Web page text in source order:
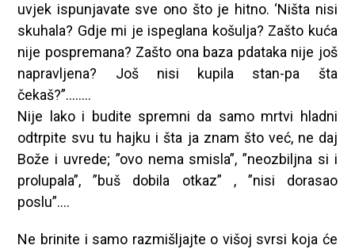
uvjek ispunjavate sve ono što je hitno. ‘Ništa nisi
skuhala? Gdje mi je ispeglana košulja? Zašto kuća
nije pospremana? Zašto ona baza pdataka nije još
napravljena? Još nisi kupila stan-pa šta
čekaš?”……..
Nije lako i budite spremni da samo mrtvi hladni
odtrpite svu tu hajku i šta ja znam što već, ne daj
Bože i uvrede; ”ovo nema smisla”, ”neozbiljna si i
prolupala”, ”buš dobila otkaz” , ”nisi dorasao
poslu”….
Ne brinite i samo razmišljajte o višoj svrsi koja će